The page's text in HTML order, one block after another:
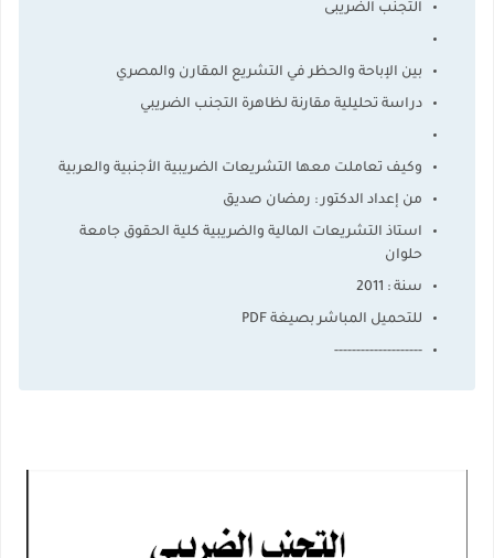
التجنب الضريبى
بين الإباحة والحظر في التشريع المقارن والمصري
دراسة تحليلية مقارنة لظاهرة التجنب الضريبي
وكيف تعاملت معها التشريعات الضريبية الأجنبية والعربية
من إعداد الدكتور : رمضان صديق
استاذ التشريعات المالية والضريبية كلية الحقوق جامعة
حلوان
سنة : 2011
للتحميل المباشر بصيغة PDF
--------------------